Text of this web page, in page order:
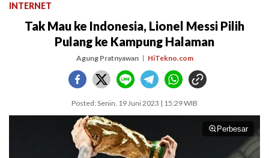
INTERNET
Tak Mau ke Indonesia, Lionel Messi Pilih
Pulang ke Kampung Halaman
Agung Pratnyawan HiTekno.com
Posted: Senin, 19 Juni 2023 | 15:29 WIB
Perbesar